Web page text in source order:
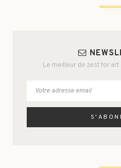
Le meilleur de zest for art